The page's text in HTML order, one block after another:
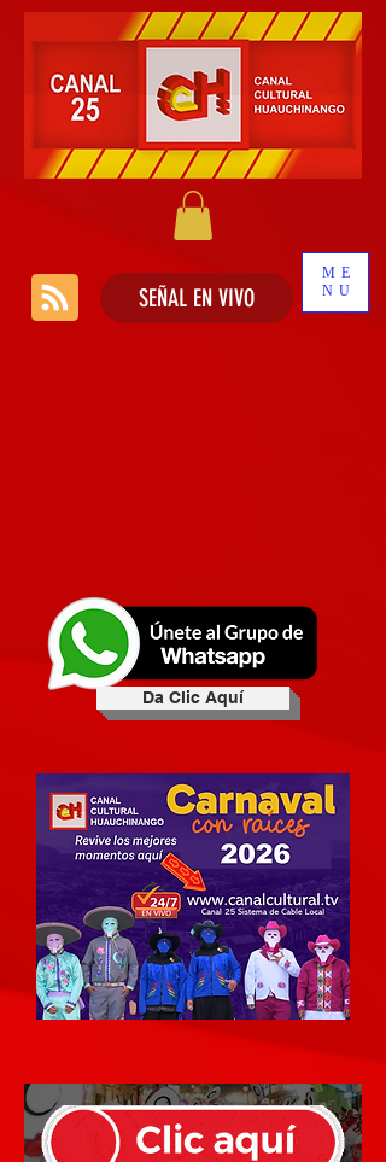
ME
NU
SEÑAL EN VIVO
Da Clic Aquí